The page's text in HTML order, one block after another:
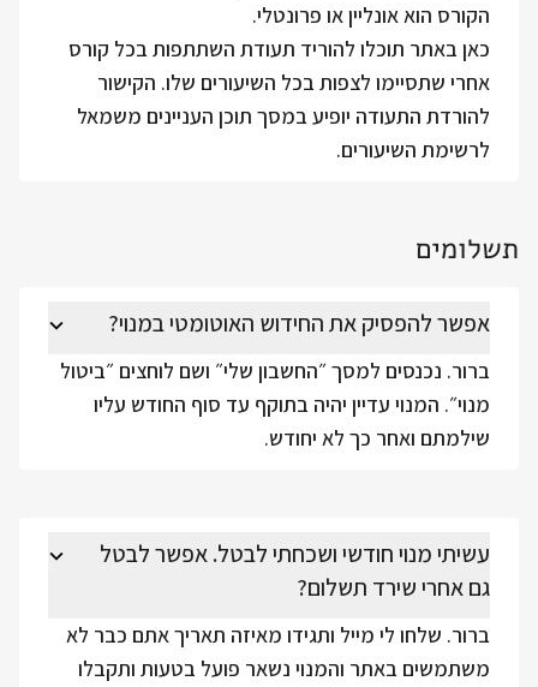
הקורס הוא אונליין או פרונטלי.
כאן באתר תוכלו להוריד תעודת השתתפות בכל קורס
אחרי שתסיימו לצפות בכל השיעורים שלו. הקישור
להורדת התעודה יופיע במסך תוכן העניינים משמאל
לרשימת השיעורים.
תשלומים
אפשר להפסיק את החידוש האוטומטי במנוי?
ברור. נכנסים למסך ״החשבון שלי״ ושם לוחצים ״ביטול
מנוי״. המנוי עדיין יהיה בתוקף עד סוף החודש עליו
שילמתם ואחר כך לא יחודש.
עשיתי מנוי חודשי ושכחתי לבטל. אפשר לבטל
גם אחרי שירד תשלום?
ברור. שלחו לי מייל ותגידו מאיזה תאריך אתם כבר לא
משתמשים באתר והמנוי נשאר פועל בטעות ותקבלו